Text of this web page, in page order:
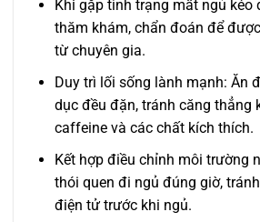
Khi gặp tình trạng mất ngủ kéo
thăm khám, chẩn đoán để
từ chuyên gia.
Duy trì lối sống lành mạnh: Ăn
dục đều đặn, tránh căng thẳng
caffeine và các chất kích thích.
Kết hợp điều chỉnh môi trường
thói quen đi ngủ đúng giờ,
điện tử trước khi ngủ.